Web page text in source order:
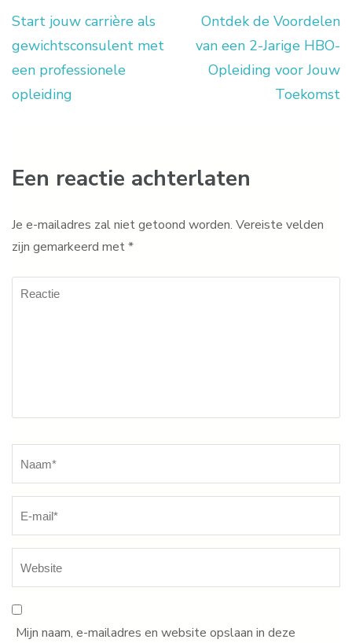
Berichtnavigatie
Start jouw carrière als
gewichtsconsulent met
een professionele
opleiding
Ontdek de Voordelen
van een 2-Jarige HBO-
Opleiding voor Jouw
Toekomst
Een reactie achterlaten
Je e-mailadres zal niet getoond worden. Vereiste velden
zijn gemarkeerd met*
Reactie
Mijn naam, e-mailadres en website opslaan in deze